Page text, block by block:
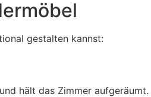
gestalten kannst:
hält das Zimmer